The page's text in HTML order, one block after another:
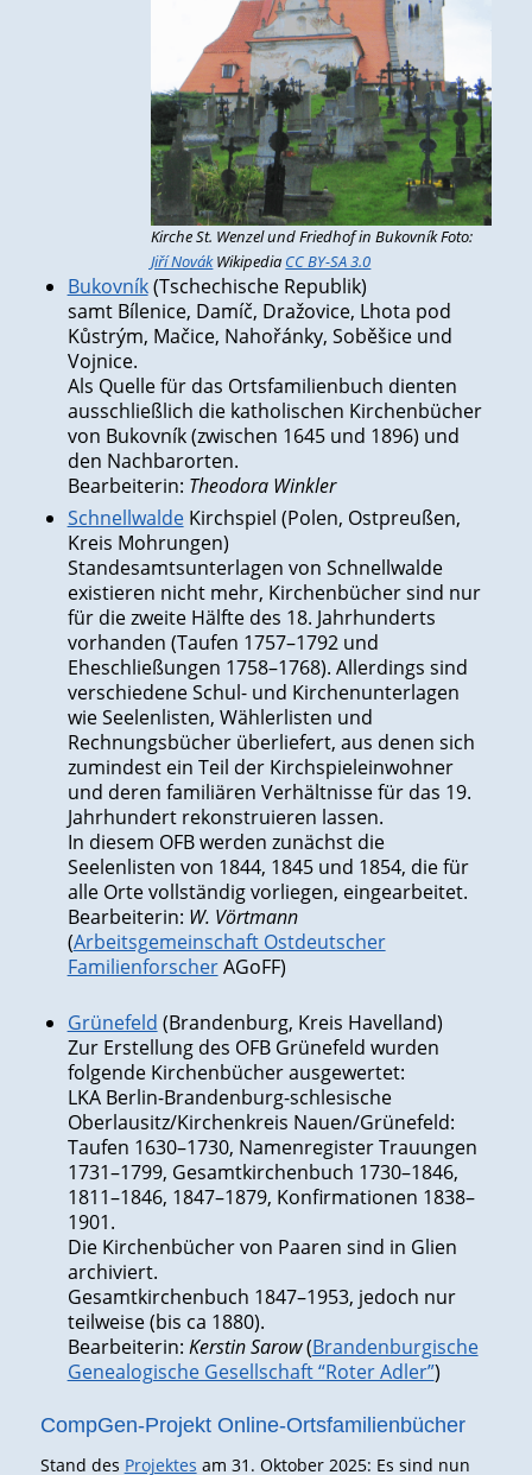
Kirche St. Wenzel und Friedhof in Bukovník Foto:
Jiří NovákWikipedia CC BY-SA 3.0
Bukovník(Tschechische Republik)
samt Bílenice, Damíč, Dražovice, Lhota pod
Kůstrým, Mačice, Nahořánky, Soběšice und
Vojnice.
Als Quelle für das Ortsfamilienbuch dienten
ausschließlich die katholischen Kirchenbücher
von Bukovník (zwischen 1645 und 1896) und
den Nachbarorten.
Bearbeiterin: Theodora Winkler
SchnellwaldeKirchspiel (Polen, Ostpreußen,
Kreis Mohrungen)
Standesamtsunterlagen von Schnellwalde
existieren nicht mehr, Kirchenbücher sind nur
für die zweite Hälfte des 18. Jahrhunderts
vorhanden (Taufen 1757–1792 und
Eheschließungen 1758–1768). Allerdings sind
verschiedene Schul- und Kirchenunterlagen
wie Seelenlisten, Wählerlisten und
Rechnungsbücher überliefert, aus denen sich
zumindest ein Teil der Kirchspieleinwohner
und deren familiären Verhältnisse für das 19.
Jahrhundert rekonstruieren lassen.
In diesem OFB werden zunächst die
Seelenlisten von 1844, 1845 und 1854, die für
alle Orte vollständig vorliegen, eingearbeitet.
Bearbeiterin: W. Vörtmann
(Arbeitsgemeinschaft Ostdeutscher
FamilienforscherAGoFF)
Grünefeld (Brandenburg, Kreis Havelland)
Zur Erstellung des OFB Grünefeld wurden
folgende Kirchenbücher ausgewertet:
LKA Berlin-Brandenburg-schlesische
Oberlausitz/Kirchenkreis Nauen/Grünefeld:
Taufen 1630–1730, Namenregister Trauungen
1731–1799, Gesamtkirchenbuch 1730–1846,
1811–1846, 1847–1879, Konfirmationen 1838–
1901.
Die Kirchenbücher von Paaren sind in Glien
archiviert.
Gesamtkirchenbuch 1847–1953, jedoch nur
teilweise (bis ca 1880).
Bearbeiterin: Kerstin Sarow(Brandenburgische
Genealogische Gesellschaft “Roter Adler”)
CompGen-Projekt Online-Ortsfamilienbücher
Stand des Projektes am 31. Oktober 2025: Es sind nun